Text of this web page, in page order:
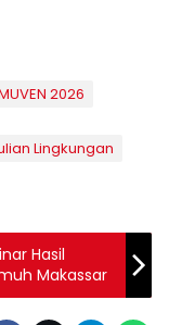
2026
Lingkungan
Hasil
Makassar